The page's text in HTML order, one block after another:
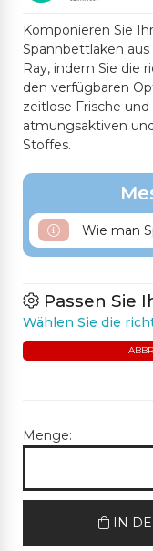
Komponieren Sie
Spannbettlaken
Ray, indem Sie die
den verfügbaren
zeitlose Frische
atmungsaktiven
Stoffes.
Wie man
Passen Sie
Wählen Sie die
Menge:
IN